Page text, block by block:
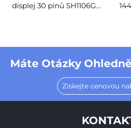
displej 30 pinů SH1106G
Máte Otázky
Získejte cenovou